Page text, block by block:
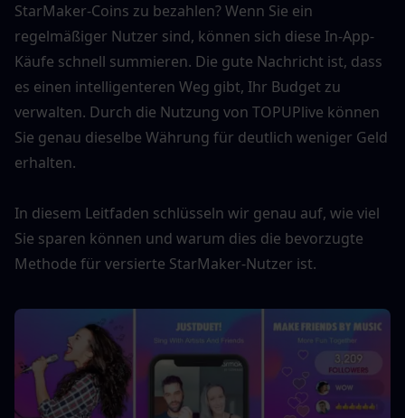
StarMaker-Coins zu bezahlen? Wenn Sie ein
regelmäßiger Nutzer sind, können sich diese In-App-
Käufe schnell summieren. Die gute Nachricht ist, dass
es einen intelligenteren Weg gibt, Ihr Budget zu
verwalten. Durch die Nutzung von TOPUPlive können
Sie genau dieselbe Währung für deutlich weniger Geld
erhalten.
In diesem Leitfaden schlüsseln wir genau auf, wie viel
Sie sparen können und warum dies die bevorzugte
Methode für versierte StarMaker-Nutzer ist.